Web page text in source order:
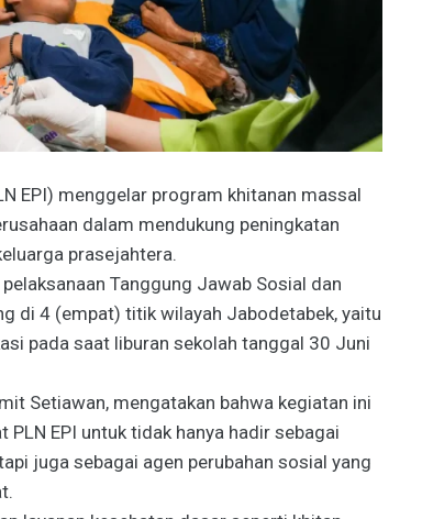
EPI) menggelar program khitanan massal
dalam mendukung peningkatan
prasejahtera.
Tanggung Jawab Sosial dan
di 4 (empat) titik wilayah Jabodetabek, yaitu
pada saat liburan sekolah tanggal 30 Juni
Setiawan, mengatakan bahwa kegiatan ini
EPI untuk tidak hanya hadir sebagai
juga sebagai agen perubahan sosial yang